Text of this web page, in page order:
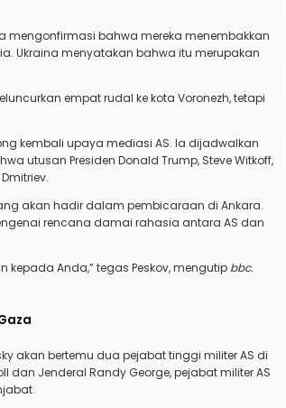
mengonfirmasi bahwa mereka menembakkan
Ukraina menyatakan bahwa itu merupakan
empat rudal ke kota Voronezh, tetapi
kembali upaya mediasi AS. Ia dijadwalkan
utusan Presiden Donald Trump, Steve Witkoff,
akan hadir dalam pembicaraan di Ankara.
rencana damai rahasia antara AS dan
Anda,” tegas Peskov, mengutip bbc.
akan bertemu dua pejabat tinggi militer AS di
dan Jenderal Randy George, pejabat militer AS